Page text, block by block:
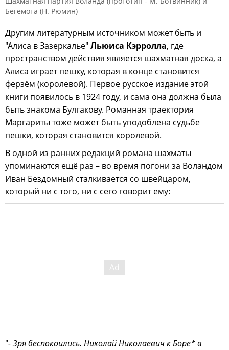
Бегемота (Н. Рюмин)
Другим литературным источником может быть и
"Алиса в Зазеркалье"Льюиса Кэрролла, где
пространством действия является шахматная доска, а
Алиса играет пешку, которая в конце становится
ферзём (королевой). Первое русское издание этой
книги появилось в 1924 году, и сама она должна была
быть знакома Булгакову. Романная траектория
Маргариты тоже может быть уподоблена судьбе
пешки, которая становится королевой.
В одной из ранних редакций романа шахматы
упоминаются ещё раз – во время погони за Воландом
Иван Бездомный сталкивается со швейцаром,
который ни с того, ни с сего говорит ему:
"- Зря беспокоились. Николай Николаевич к Боре* в